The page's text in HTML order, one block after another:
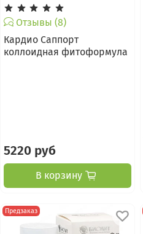
Отзывы (8)
Кардио Саппорт
коллоидная фитоформула
5220 руб
В корзину
Предзаказ